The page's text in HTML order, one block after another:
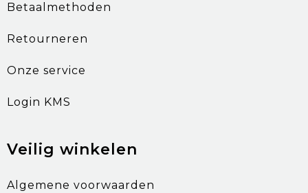
Betaalmethoden
Retourneren
Onze service
Login KMS
Veilig winkelen
Algemene voorwaarden